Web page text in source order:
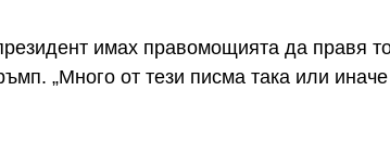
имах правомощията да правя
„Много от тези писма така или